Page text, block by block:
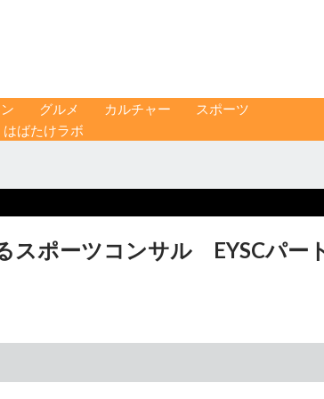
グルメ カルチャー
スポーツ
はばたけラボ
スポーツコンサル EYSCパー